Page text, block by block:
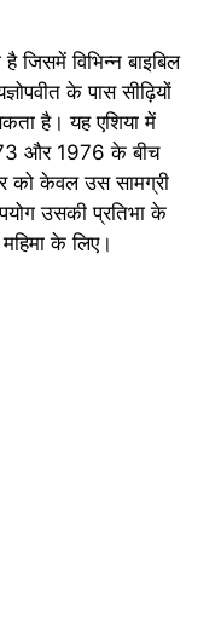
जिसमें विभिन्न बाइबिल
के पास सीढ़ियों
है। यह एशिया में
और 1976 के बीच
को केवल उस सामग्री
उसकी प्रतिभा के
के लिए।